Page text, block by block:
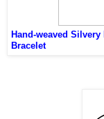
Hand-weaved
Bracelet